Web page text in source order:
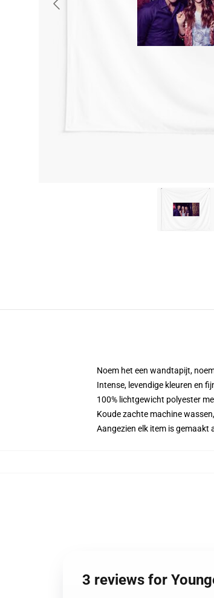
Noem het een wandtapijt,
Intense, levendige kleuren en
100% lichtgewicht polyester
Koude zachte machine
Aangezien elk item is gemaakt
3 reviews for